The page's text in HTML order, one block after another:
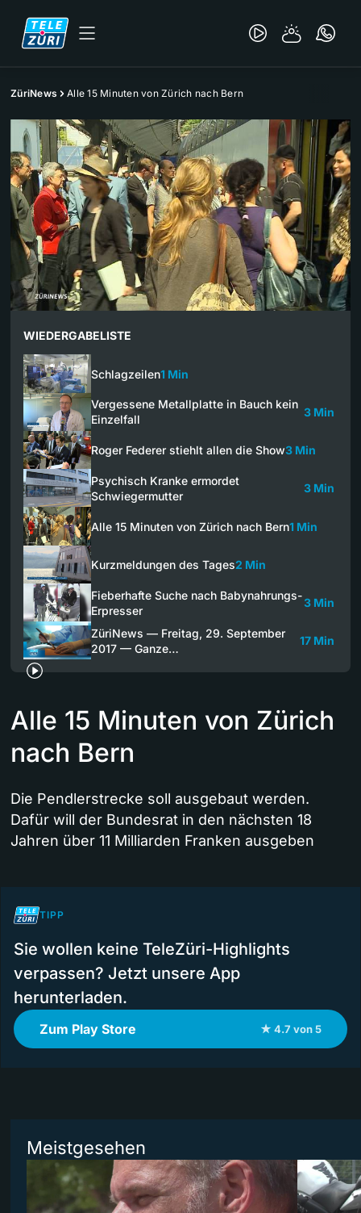
ZüriNews Alle 15 Minuten von Zürich nach Bern
WIEDERGABELISTE
Schlagzeilen1 Min
Vergessene Metallplatte in Bauch kein
Einzelfall
3 Min
Roger Federer stiehlt allen die Show3 Min
Psychisch Kranke ermordet
Schwiegermutter
3 Min
Alle 15 Minuten von Zürich nach Bern1 Min
Kurzmeldungen des Tages2 Min
Fieberhafte Suche nach Babynahrungs-
Erpresser
3 Min
ZüriNews — Freitag, 29. September
2017 — Ganze…
17 Min
Alle 15 Minuten von Zürich
nach Bern
Die Pendlerstrecke soll ausgebaut werden.
Dafür will der Bundesrat in den nächsten 18
Jahren über 11 Milliarden Franken ausgeben
TIPP
Sie wollen keine TeleZüri-Highlights
verpassen? Jetzt unsere App
herunterladen.
Zum Play Store ★ 4.7 von 5
Meistgesehen